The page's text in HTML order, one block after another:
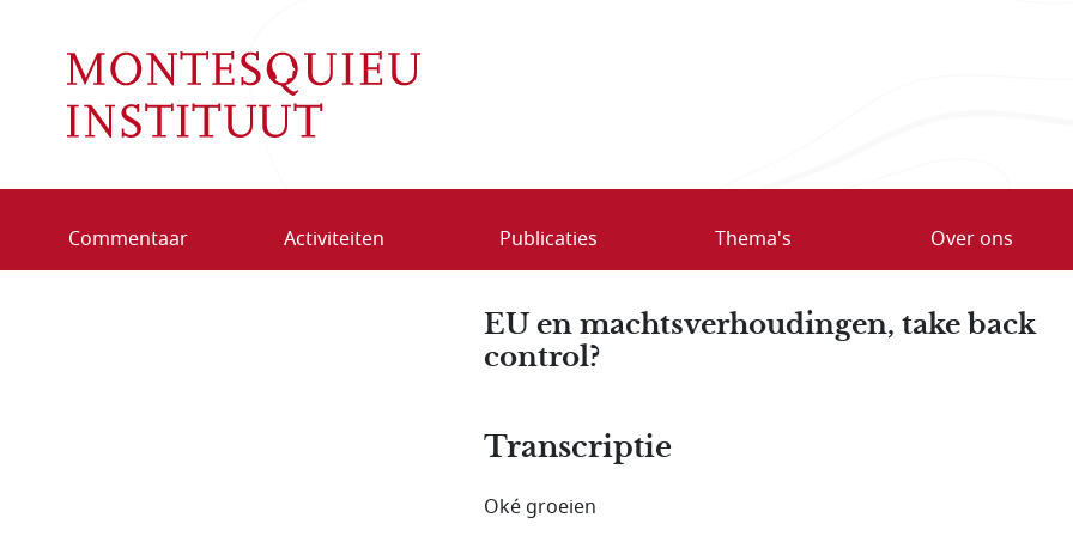
Commentaar Activiteiten Publicaties Thema's Over ons
EU en machtsverhoudingen, take back
control?
Transcriptie
Oké groeien